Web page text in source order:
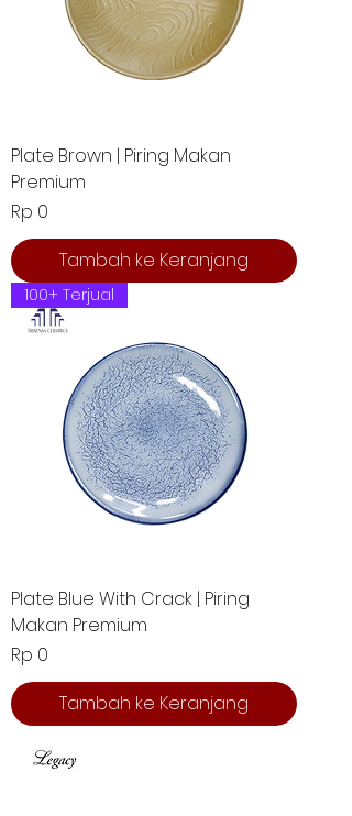
Plate Brown | Piring Makan
Premium
Harga
Rp 0
Tambah ke Keranjang
100+ Terjual
Plate Blue With Crack | Piring
Makan Premium
Harga
Rp 0
Tambah ke Keranjang